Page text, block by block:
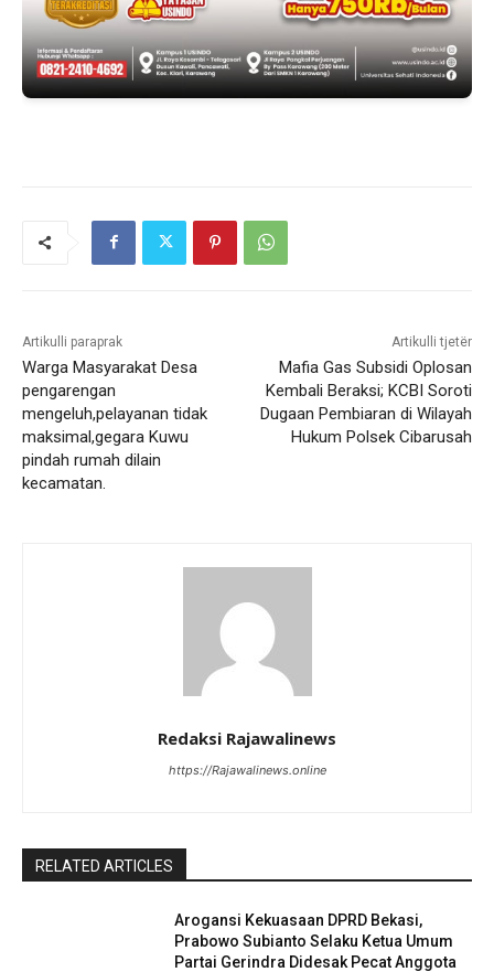
Artikulli paraprak
Warga Masyarakat Desa
pengarengan
mengeluh,pelayanan tidak
maksimal,gegara Kuwu
pindah rumah dilain
kecamatan.
Artikulli tjetër
Mafia Gas Subsidi Oplosan
Kembali Beraksi; KCBI Soroti
Dugaan Pembiaran di Wilayah
Hukum Polsek Cibarusah
Redaksi Rajawalinews
https://Rajawalinews.online
RELATED ARTICLES
Arogansi Kekuasaan DPRD Bekasi,
Prabowo Subianto Selaku Ketua Umum
Partai Gerindra Didesak Pecat Anggota